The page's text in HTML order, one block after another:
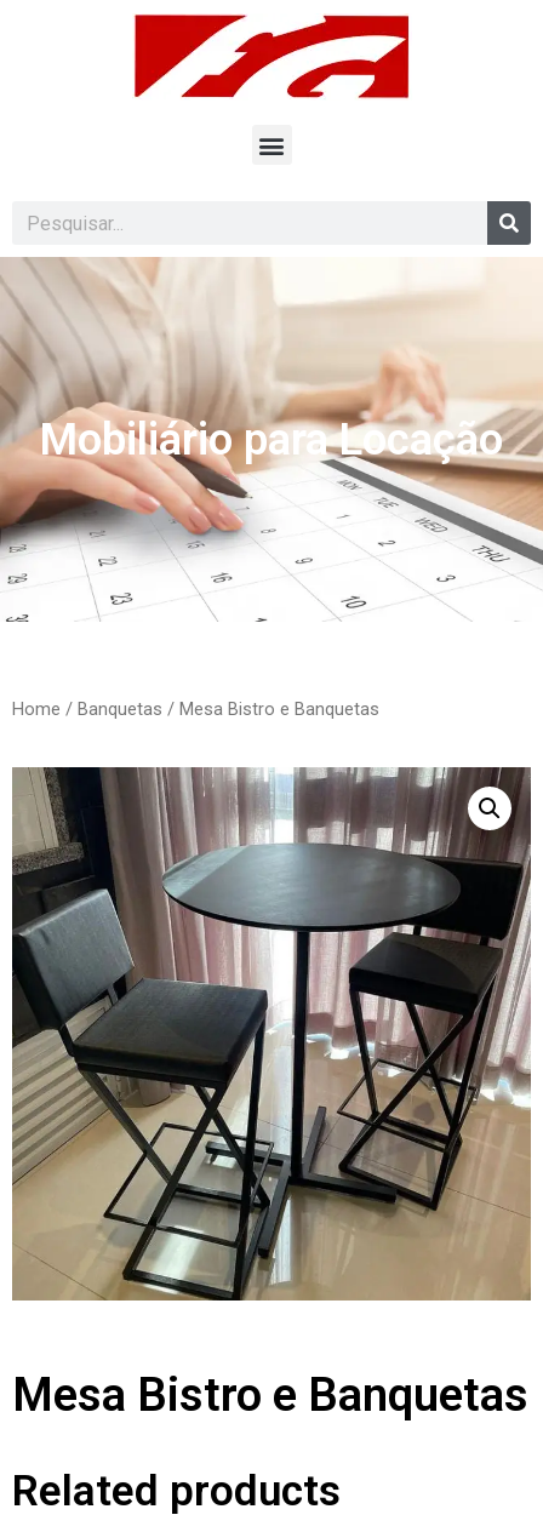
Mobiliário para Locação
Home / Banquetas / Mesa Bistro e Banquetas
Mesa Bistro e Banquetas
Related products